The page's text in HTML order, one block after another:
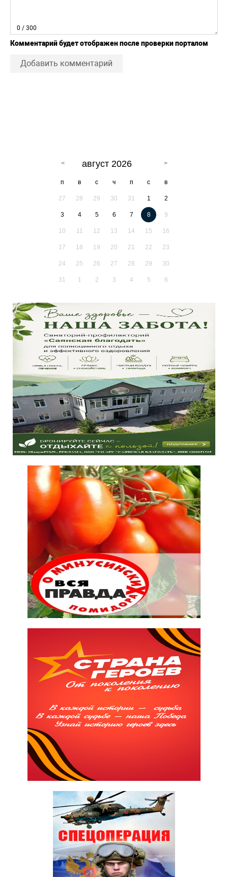
0 / 300
Комментарий будет отображен после проверки порталом
Добавить комментарий
август 2026
п в с ч п с в
27 28 29 30 31 1 2
3 4 5 6 7 8 9
10 11 12 13 14 15 16
17 18 19 20 21 22 23
24 25 26 27 28 29 30
31 1 2 3 4 5 6